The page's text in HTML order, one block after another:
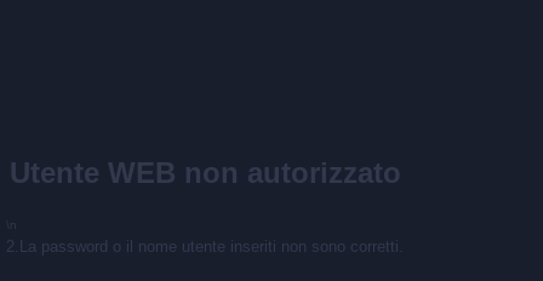
Utente WEB non autorizzato
\n
2.La password o il nome utente inseriti non sono corretti.